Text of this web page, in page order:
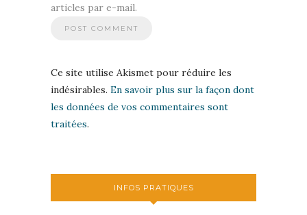
articles par e-mail.
Ce site utilise Akismet pour réduire les
indésirables. En savoir plus sur la façon dont
les données de vos commentaires sont
traitées.
INFOS PRATIQUES